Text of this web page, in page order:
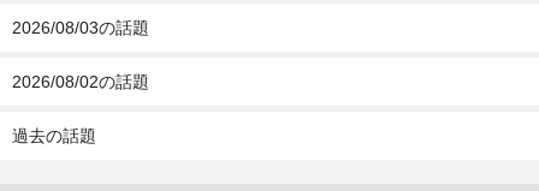
2026/08/03の話題
2026/08/02の話題
過去の話題